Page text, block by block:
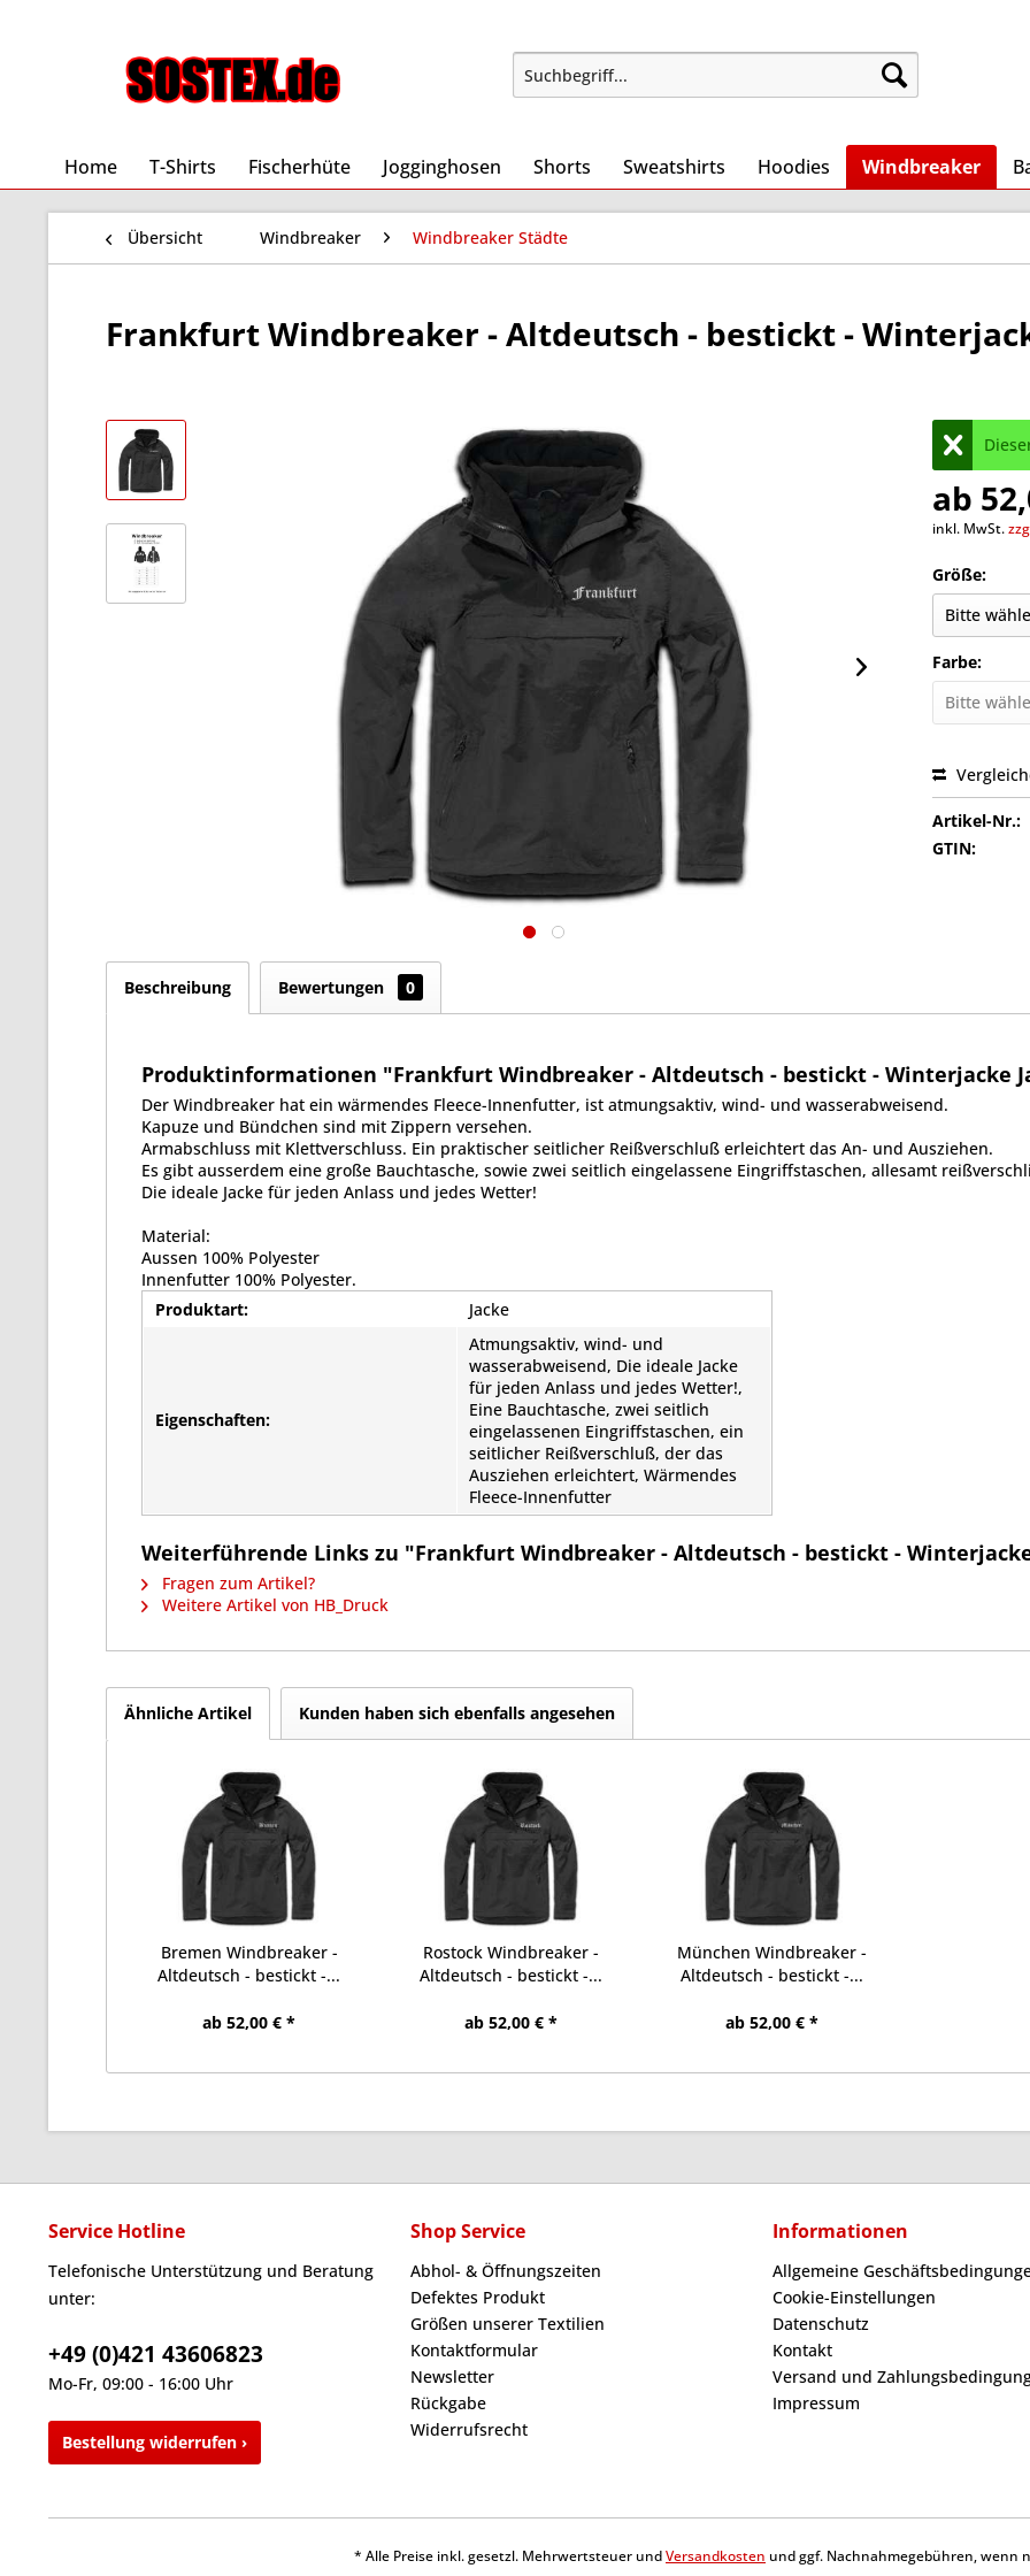
Home T-Shirts Fischerhüte Jogginghosen Shorts Sweatshirts Hoodies Windbreaker
Übersicht Windbreaker Windbreaker Städte
Frankfurt Windbreaker - Altdeutsch - bestickt -
ab
inkl. MwSt.
Größe:
Farbe:
Artikel-Nr.:
GTIN:
Beschreibung Bewertungen 0
Produktinformationen "Frankfurt Windbreaker - Altdeutsch - bestickt - Winterjacke
Der Windbreaker hat ein wärmendes Fleece-Innenfutter, ist atmungsaktiv, wind- und wasserabweisend.
Kapuze und Bündchen sind mit Zippern versehen.
Armabschluss mit Klettverschluss. Ein praktischer seitlicher Reißverschluß erleichtert das An- und Ausziehen.
Es gibt ausserdem eine große Bauchtasche, sowie zwei seitlich eingelassene Eingriffstaschen, allesamt
Die ideale Jacke für jeden Anlass und jedes Wetter!
Material:
Aussen 100% Polyester
Innenfutter 100% Polyester.
Produktart:
Jacke
Eigenschaften:
Atmungsaktiv, wind- und
wasserabweisend, Die ideale Jacke
für jeden Anlass und jedes Wetter!,
Eine Bauchtasche, zwei seitlich
eingelassenen Eingriffstaschen, ein
seitlicher Reißverschluß, der das
Ausziehen erleichtert, Wärmendes
Fleece-Innenfutter
Weiterführende Links zu "Frankfurt Windbreaker - Altdeutsch - bestickt -
Fragen zum Artikel?
Weitere Artikel von HB_Druck
Ähnliche Artikel Kunden haben sich ebenfalls angesehen
Bremen Windbreaker -
Altdeutsch - bestickt -...
ab 52,00 € *
Rostock Windbreaker -
Altdeutsch - bestickt -...
ab 52,00 € *
München Windbreaker -
Altdeutsch - bestickt -...
ab 52,00 € *
Service Hotline
Telefonische Unterstützung und Beratung
unter:
+49 (0)421 43606823
Mo-Fr, 09:00 - 16:00 Uhr
Bestellung widerrufen ›
Shop Service
Abhol- & Öffnungszeiten
Defektes Produkt
Größen unserer Textilien
Kontaktformular
Newsletter
Rückgabe
Widerrufsrecht
Informationen
Allgemeine
Cookie-Einstellungen
Datenschutz
Kontakt
Versand und
Impressum
* Alle Preise inkl. gesetzl. Mehrwertsteuer undVersandkosten und ggf. Nachnahmegebühren, wenn